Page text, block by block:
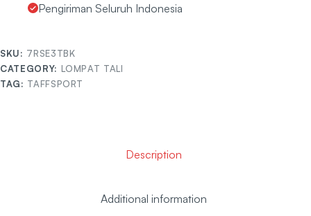
Pengiriman Seluruh Indonesia
SKU: 7RSE3TBK
CATEGORY: LOMPAT TALI
TAG: TAFFSPORT
Description
Additional information